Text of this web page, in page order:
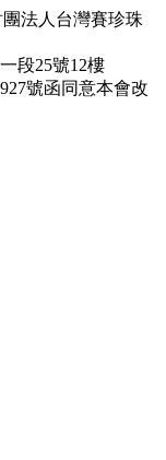
法人台灣賽珍珠
段25號12樓
號函同意本會改